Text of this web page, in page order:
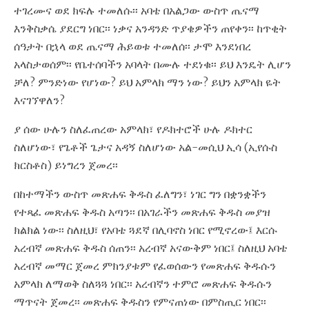
ተገረሙና ወደ ክፍሉ ተመለሱ፡፡ አባቴ በአልጋው ውስጥ ጤናማ
እንቅስቃሴ ያደርግ ነበር፡፡ ነቃና አንዳንድ ጥያቄዎችን ጠየቀን፡፡ ከጥቂት
ሰዓታት በኋላ ወደ ጤናማ ሕይወቱ ተመለሰ፡፡ ታሞ እንደነበረ
አላስታወሰም፡፡ የቤተሰባችን አባላት በሙሉ ተደነቁ፡፡ ይህ እንዴት ሊሆን
ቻለ? ምንድነው የሆነው? ይህ አምላክ ማን ነው? ይህን አምላክ ዬት
እናገኘዋለን?
ያ ሰው ሁሉን ስለፈጠረው አምላክ፣ የዶክተሮች ሁሉ ዶክተር
ስለሆነው፣ የጌቶች ጌታና አዳኝ ስለሆነው አል-መሲህ ኢሳ (ኢየሱስ
ክርስቶስ) ይነግረን ጀመረ፡፡
በከተማችን ውስጥ መጽሐፍ ቅዱስ ፈለግን፣ ነገር ግን በቋንቋችን
የተጻፈ መጽሐፍ ቅዱስ አጣን፡፡ በአገራችን መጽሐፍ ቅዱስ መያዝ
ክልክል ነው፡፡ ስለዚህ፣ የአባቴ ጓደኛ በሊባኖስ ነበር የሚኖረው፤ እርሱ
አረብኛ መጽሐፍ ቅዱስ ሰጠን፡፡ አረብኛ አናውቅም ነበር፤ ስለዚህ አባቴ
አረብኛ መማር ጀመረ ምክንያቱም የፈወሰውን የመጽሐፍ ቅዱሱን
አምላክ ለማወቅ ስለጓጓ ነበር፡፡ አረብኛን ተምሮ መጽሐፍ ቅዱሱን
ማጥናት ጀመረ፡፡ መጽሐፍ ቅዱስን የምናጠነው በምስጢር ነበር፡፡